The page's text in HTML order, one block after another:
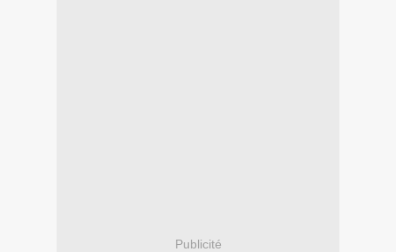
Publicité